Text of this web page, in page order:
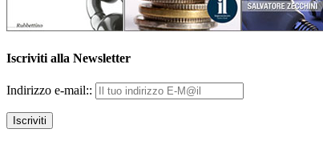
Iscriviti alla Newsletter
Indirizzo e-mail::